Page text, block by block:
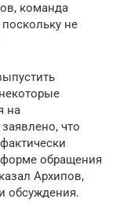
команда
не
на
что
форме обращения
Архипов,
обсуждения.